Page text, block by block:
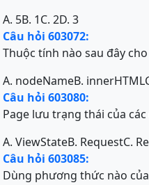
A. 5B. 1C. 2D. 3
Câu hỏi 603072:
Thuộc tính nào sau đây
A. nodeNameB. innerHTML
Câu hỏi 603080:
Page lưu trạng thái của
A. ViewStateB. RequestC.
Câu hỏi 603085:
Dùng phương thức nào